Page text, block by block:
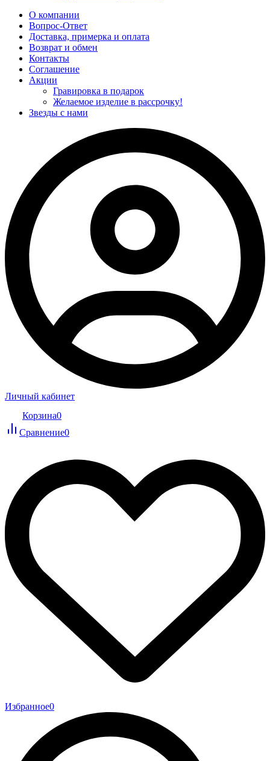
О компании
Вопрос-Ответ
Доставка, примерка и оплата
Возврат и обмен
Контакты
Соглашение
Акции
Гравировка в подарок
Желаемое изделие в рассрочку!
Звезды с нами
Личный кабинет
Корзина0
Сравнение0
Избранное0